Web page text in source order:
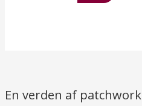
En verden af patchwork